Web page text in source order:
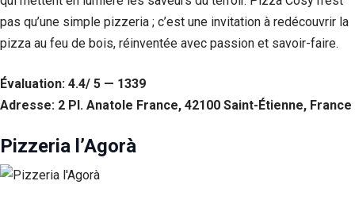
pas qu’une simple pizzeria ; c’est une invitation à redécouvrir la
pizza au feu de bois, réinventée avec passion et savoir-faire.
Évaluation: 4.4/ 5 — 1339
Adresse: 2 Pl. Anatole France, 42100 Saint-Étienne, France
Pizzeria l’Agorà
Statistiques
Afin que
améliorer la
fonctionnalité
en fonction
dont le site